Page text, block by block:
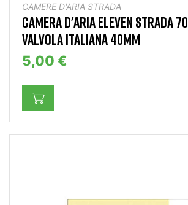
CAMERE D'ARIA STRADA
CAMERA D'ARIA ELEVEN STRADA
VALVOLA ITALIANA 40MM
5,00 €